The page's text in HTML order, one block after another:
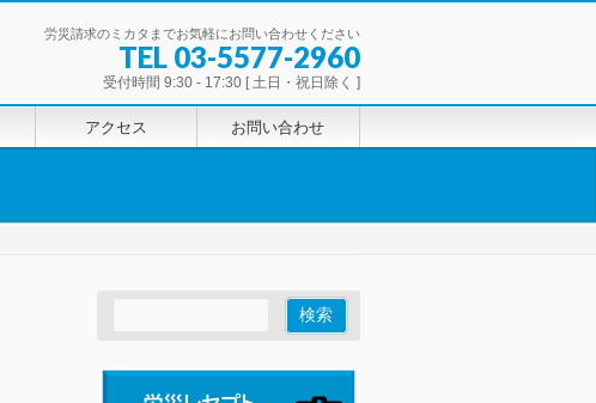
労災請求のミカタまでお気軽にお問い合わせください
TEL 03-5577-2960
受付時間 9:30 - 17:30 [ 土日・祝日除く ]
アクセス お問い合わせ